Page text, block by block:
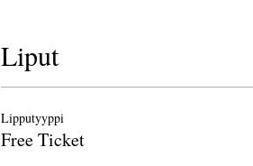
Liput
Lipputyyppi
Free Ticket